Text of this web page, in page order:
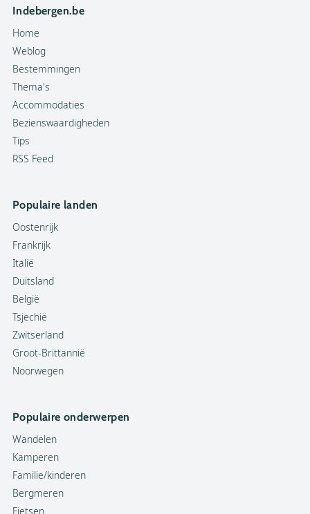
Indebergen.be
Home
Weblog
Bestemmingen
Thema's
Accommodaties
Bezienswaardigheden
Tips
RSS Feed
Populaire landen
Oostenrijk
Frankrijk
Italië
Duitsland
België
Tsjechië
Zwitserland
Groot-Brittannië
Noorwegen
Populaire onderwerpen
Wandelen
Kamperen
Familie/kinderen
Bergmeren
Fietsen